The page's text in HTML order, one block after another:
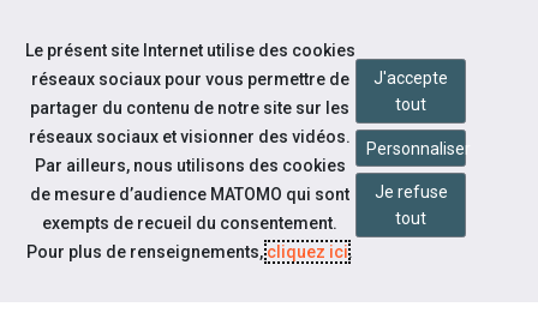
Aller au contenu
Actualités
#DUODAY2022 : CE SERA LE 17
Le présent site Internet utilise des cookies
réseaux sociaux pour vous permettre de
partager du contenu de notre site sur les
réseaux sociaux et visionner des vidéos.
Par ailleurs, nous utilisons des cookies
de mesure d’audience MATOMO qui sont
exempts de recueil du consentement.
Pour plus de renseignements,cliquez ici.
J'accepte
tout
Personnaliser
Je refuse
tout